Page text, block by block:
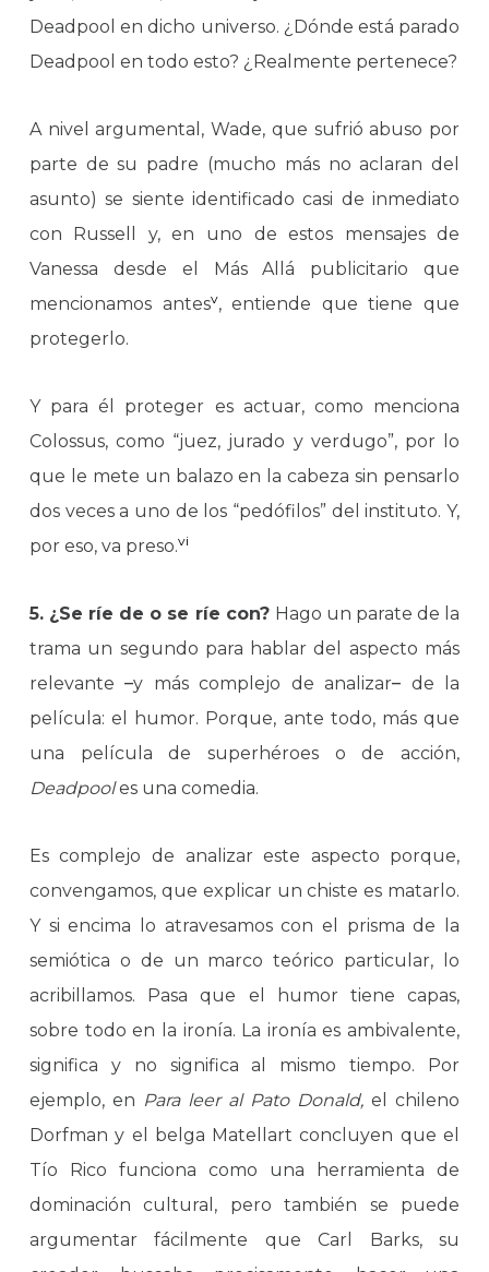
Deadpool en dicho universo. ¿Dónde está parado
Deadpool en todo esto? ¿Realmente pertenece?
A nivel argumental, Wade, que sufrió abuso por
parte de su padre (mucho más no aclaran del
asunto) se siente identificado casi de inmediato
con Russell y, en uno de estos mensajes de
Vanessa desde el Más Allá publicitario que
mencionamos antesv, entiende que tiene que
protegerlo.
Y para él proteger es actuar, como menciona
Colossus, como “juez, jurado y verdugo”, por lo
que le mete un balazo en la cabeza sin pensarlo
dos veces a uno de los “pedófilos” del instituto. Y,
por eso, va preso.vi
5. ¿Se ríe de o se ríe con? Hago un parate de la
trama un segundo para hablar del aspecto más
relevante–y más complejo de analizar– de la
película: el humor. Porque, ante todo, más que
una película de superhéroes o de acción,
Deadpooles una comedia.
Es complejo de analizar este aspecto porque,
convengamos, que explicar un chiste es matarlo.
Y si encima lo atravesamos con el prisma de la
semiótica o de un marco teórico particular, lo
acribillamos. Pasa que el humor tiene capas,
sobre todo en la ironía. La ironía es ambivalente,
significa y no significa al mismo tiempo. Por
ejemplo, en Para leer al Pato Donald, el chileno
Dorfman y el belga Matellart concluyen que el
Tío Rico funciona como una herramienta de
dominación cultural, pero también se puede
argumentar fácilmente que Carl Barks, su